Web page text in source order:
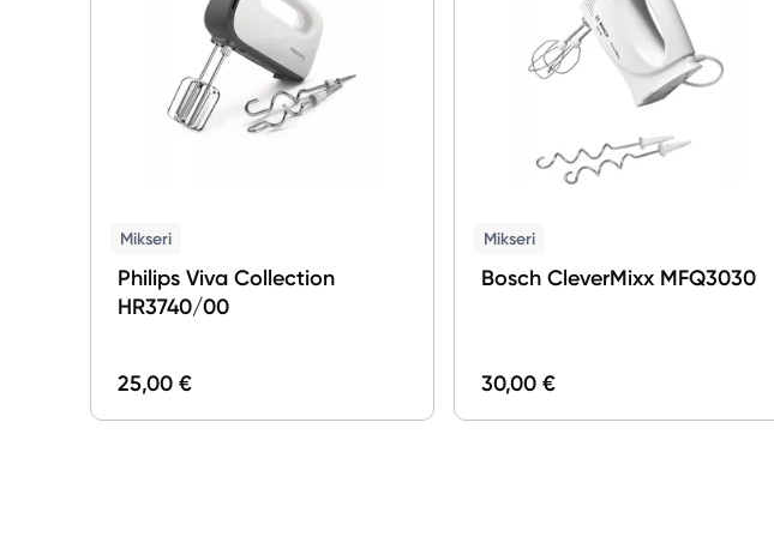
Piegāde un apmaksa
Tehnikas izvešana
Uzņēmumiem
Kontakti
Mikseri
Philips Viva Collection
HR3740/00
25,00 €
Mikseri
Bosch CleverMixx MFQ3030
30,00 €